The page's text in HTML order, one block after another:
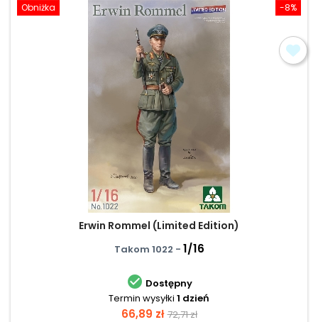
-8%
Obniżka
Erwin Rommel (Limited Edition)
Takom 1022 - 1/16
 Dostępny
Termin wysyłki 1 dzień
Cena
66,89 zł Cena
72,71 zł